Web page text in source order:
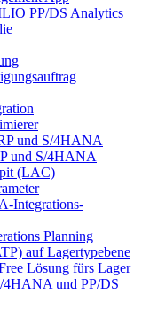
PP/DS Analytics
und S/4HANA
und S/4HANA
(LAC)
Integrations-
Planning
auf Lagertypebene
Lösung fürs Lager
4HANA und PP/DS